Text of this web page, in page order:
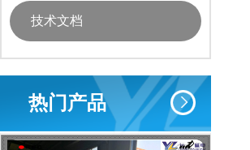
技术文档
热门产品